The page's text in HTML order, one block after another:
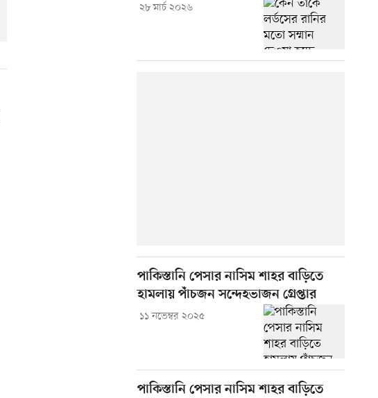
২৮ মার্চ ২০২৬
পাকিস্তানি পেসার নাসিম শাহর বাড়িতে
হামলায় পাঁচজন সন্দেহভাজন গ্রেপ্তার
১১ নভেম্বর ২০২৫
পাকিস্তানি পেসার নাসিম শাহর বাড়িতে